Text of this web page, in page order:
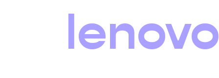
lenovo